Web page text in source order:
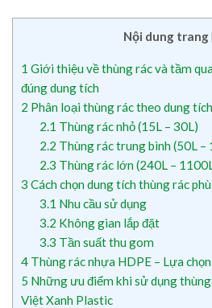
Nội dung trang
1 Giới thiệu về thùng rác và tầm
đúng dung tích
2 Phân loại thùng rác theo dung tích
2.1 Thùng rác nhỏ (15L – 30L)
2.2 Thùng rác trung bình (50L –
2.3 Thùng rác lớn (240L –
3 Cách chọn dung tích thùng rác
3.1 Nhu cầu sử dụng
3.2 Không gian lắp đặt
3.3 Tần suất thu gom
4 Thùng rác nhựa HDPE – Lựa
5 Những ưu điểm khi sử dụng
Việt Xanh Plastic